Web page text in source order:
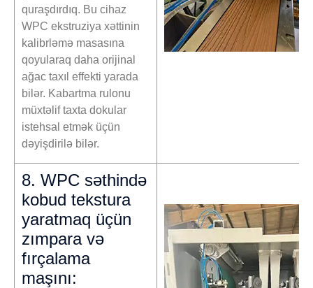
quraşdırdıq. Bu cihaz
WPC ekstruziya xəttinin
kalibrləmə masasına
qoyularaq daha orijinal
ağac taxıl effekti yarada
bilər. Kabartma rulonu
müxtəlif taxta dokular
istehsal etmək üçün
dəyişdirilə bilər.
8. WPC səthində
kobud tekstura
yaratmaq üçün
zımpara və
fırçalama
maşını: